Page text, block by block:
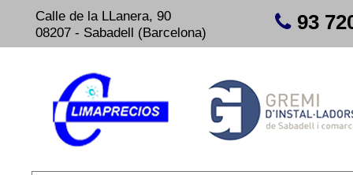
Calle de la LLanera, 90
08207 - Sabadell (Barcelona)
93